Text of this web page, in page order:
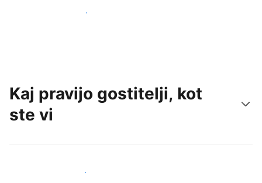
Pridobite nove goste še danes
Kaj pravijo gostitelji, kot
ste vi
Pridruži se drugim gostiteljem